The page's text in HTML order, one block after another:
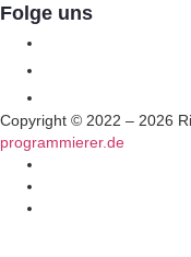
Folge uns
Copyright © 2022 – 2026
programmierer.de